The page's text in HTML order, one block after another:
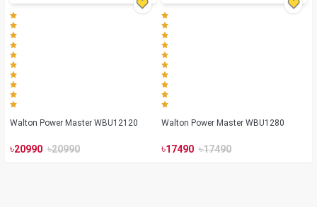
Walton Power Master WBU12120
৳20990 ৳20990
Walton Power Master WBU1280
৳17490 ৳17490